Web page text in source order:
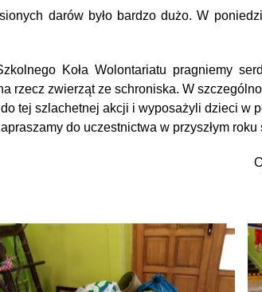
darów było bardzo dużo. W
Koła Wolontariatu pragniemy
rzecz zwierząt ze schroniska. W
tej szlachetnej akcji i wyposażyli dzieci w
do uczestnictwa w przyszłym roku